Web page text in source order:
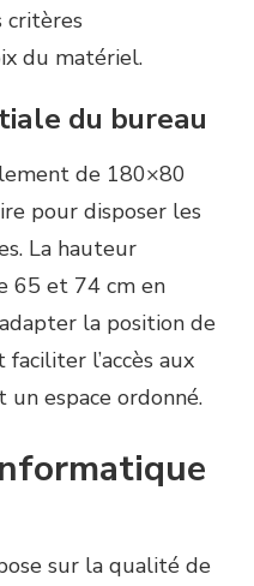
critères
du matériel.
du bureau
de 180×80
pour disposer les
La hauteur
65 et 74 cm en
la position de
l’accès aux
espace ordonné.
sur la qualité de